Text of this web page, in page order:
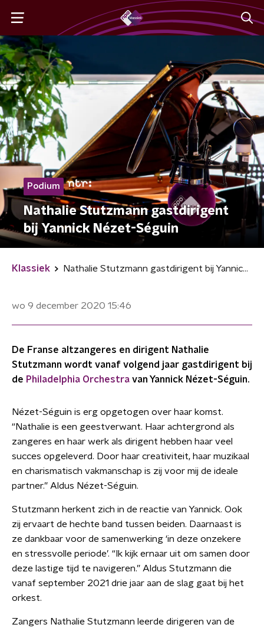
Podium
Nathalie Stutzmann gastdirigent
bij Yannick Nézet-Séguin
Klassiek Nathalie Stutzmann gastdirigent bij Yannick Nézet-Séguin
wo 9 december 2020 15:46
De Franse altzangeres en dirigent Nathalie
Stutzmann wordt vanaf volgend jaar gastdirigent bij
de Philadelphia Orchestra van Yannick Nézet-Séguin.
Nézet-Séguin is erg opgetogen over haar komst.
“Nathalie is een geestverwant. Haar achtergrond als
zangeres en haar werk als dirigent hebben haar veel
succes opgeleverd. Door haar creativiteit, haar muzikaal
en charismatisch vakmanschap is zij voor mij de ideale
partner.” Aldus Nézet-Séguin.
Stutzmann herkent zich in de reactie van Yannick. Ook
zij ervaart de hechte band tussen beiden. Daarnaast is
ze dankbaar voor de samenwerking ‘in deze onzekere
en stressvolle periode’. “Ik kijk ernaar uit om samen door
deze lastige tijd te navigeren.” Aldus Stutzmann die
vanaf september 2021 drie jaar aan de slag gaat bij het
orkest.
Zangers Nathalie Stutzmann leerde dirigeren van de